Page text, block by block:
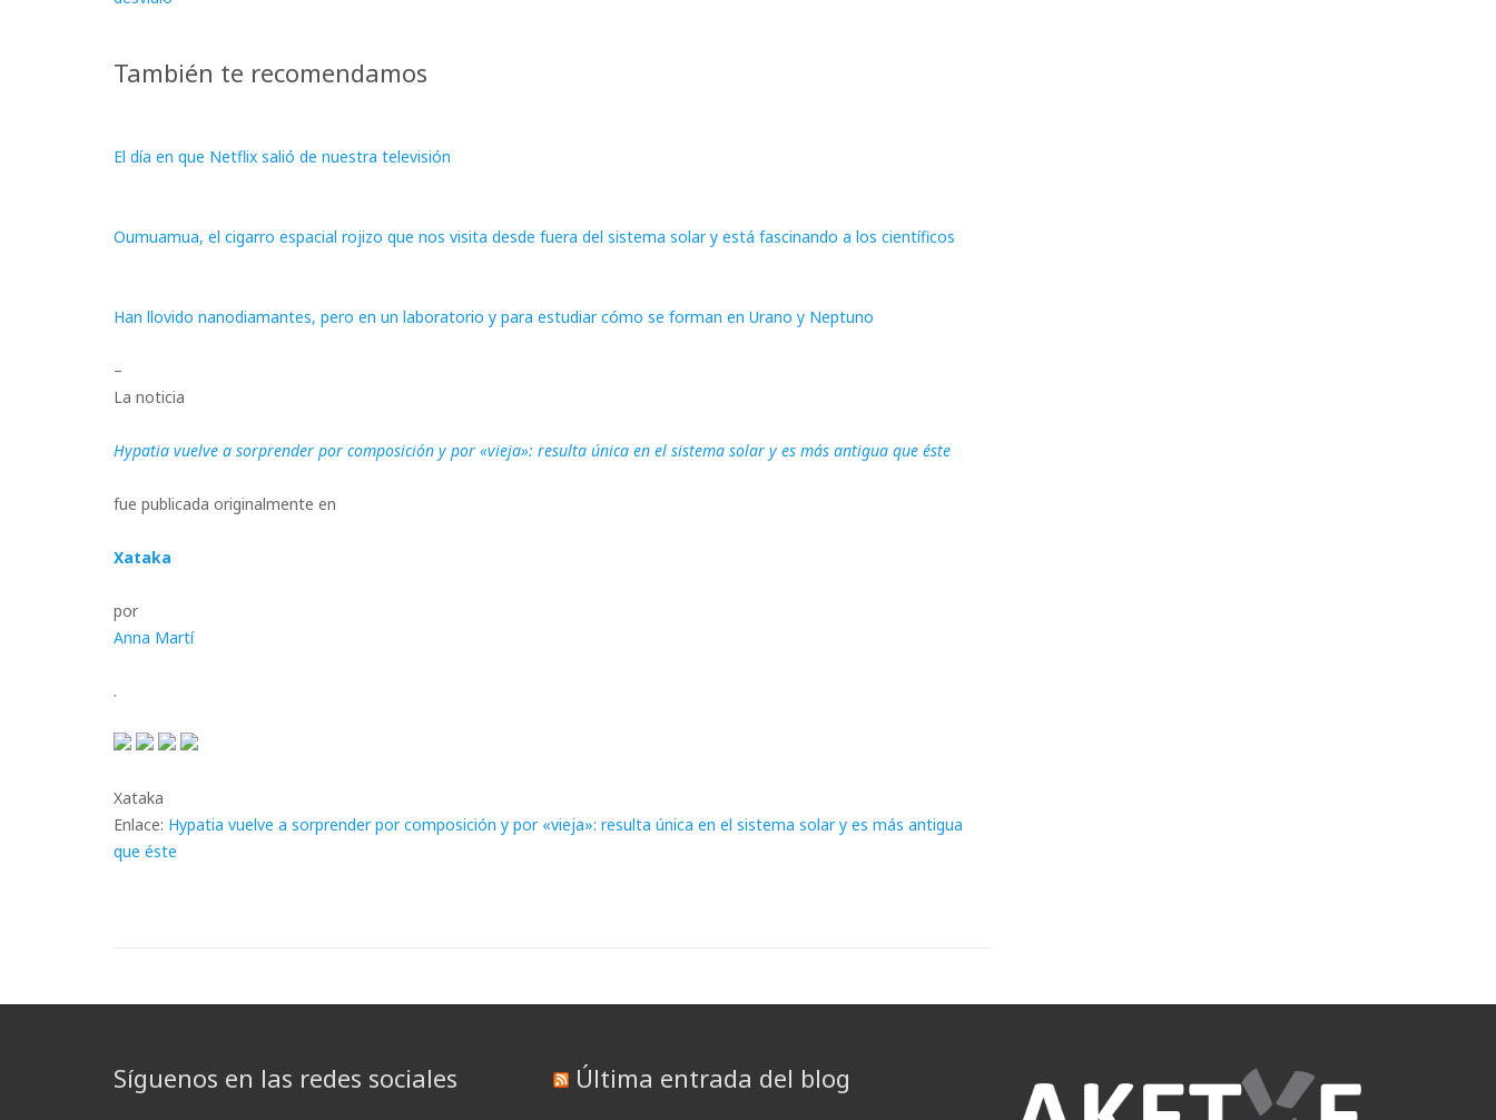
También te recomendamos
El día en que Netflix salió de nuestra televisión
Oumuamua, el cigarro espacial rojizo que nos visita desde fuera del sistema solar y está fascinando a los científicos
Han llovido nanodiamantes, pero en un laboratorio y para estudiar cómo se forman en Urano y Neptuno
–
La noticia
Hypatia vuelve a sorprender por composición y por «vieja»: resulta única en el sistema solar y es más antigua que éste
fue publicada originalmente en
Xataka
por
Anna Martí
.
Xataka
Enlace: Hypatia vuelve a sorprender por composición y por «vieja»: resulta única en el sistema solar y es más antigua
que éste
Síguenos en las redes sociales Última entrada del blog